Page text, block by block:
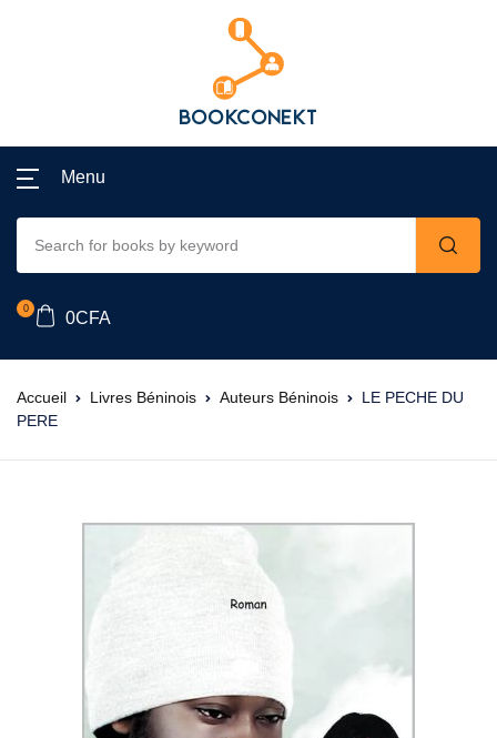
Menu
0
0CFA
Accueil Livres Béninois Auteurs Béninois
LE PECHE DU
PERE